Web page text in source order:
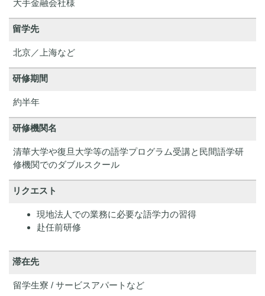
大手金融会社様
留学先
北京／上海など
研修期間
約半年
研修機関名
清華大学や復旦大学等の語学プログラム受講と民間語学研
修機関でのダブルスクール
リクエスト
現地法人での業務に必要な語学力の習得
赴任前研修
滞在先
留学生寮 / サービスアパートなど